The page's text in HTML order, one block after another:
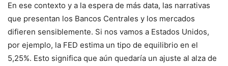
En ese contexto y a la espera de más data, las narrativas
que presentan los Bancos Centrales y los mercados
difieren sensiblemente. Si nos vamos a Estados Unidos,
por ejemplo, la FED estima un tipo de equilibrio en el
5,25%. Esto significa que aún quedaría un ajuste al alza de